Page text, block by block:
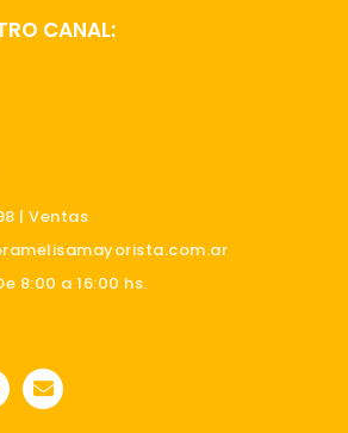
CANAL:
| Ventas
8:00 a 16:00 hs.
E
n